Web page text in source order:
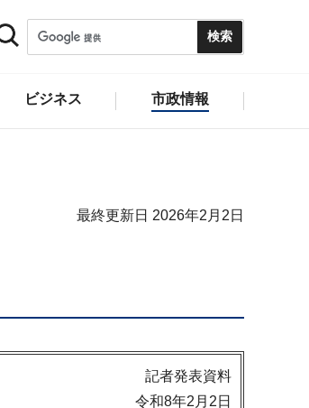
ビジネス 市政情報
最終更新日 2026年2月2日
記者発表資料
令和8年2月2日